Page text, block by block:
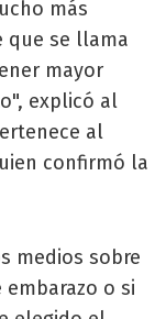
más
que se llama
mayor
explicó al
al
confirmó la
medios sobre
o si